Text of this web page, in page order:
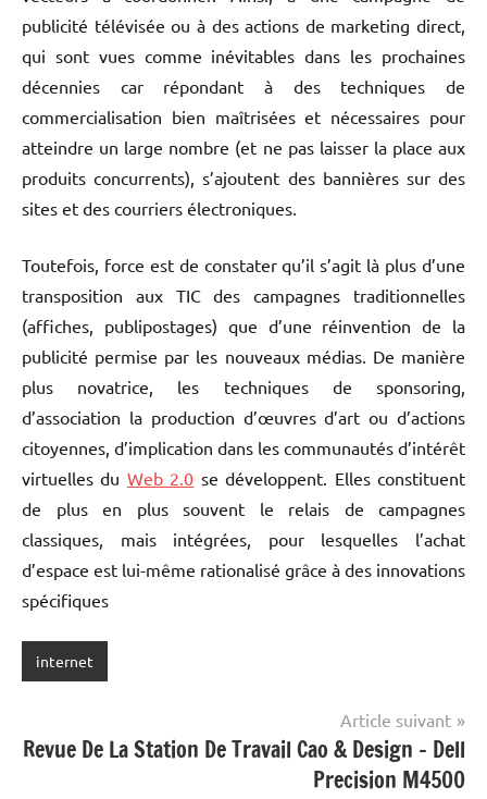
publicité télévisée ou à des actions de marketing direct,
qui sont vues comme inévitables dans les prochaines
décennies car répondant à des techniques de
commercialisation bien maîtrisées et nécessaires pour
atteindre un large nombre (et ne pas laisser la place aux
produits concurrents), s’ajoutent des bannières sur des
sites et des courriers électroniques.
Toutefois, force est de constater qu’il s’agit là plus d’une
transposition aux TIC des campagnes traditionnelles
(affiches, publipostages) que d’une réinvention de la
publicité permise par les nouveaux médias. De manière
plus novatrice, les techniques de sponsoring,
d’association la production d’œuvres d’art ou d’actions
citoyennes, d’implication dans les communautés d’intérêt
virtuelles du Web 2.0 se développent. Elles constituent
de plus en plus souvent le relais de campagnes
classiques, mais intégrées, pour lesquelles l’achat
d’espace est lui-même rationalisé grâce à des innovations
spécifiques
internet
de
Article suivant
Revue De La Station De Travail Cao & Design – Dell
Precision M4500